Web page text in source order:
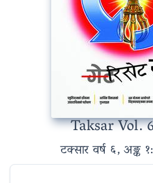
Taksar Vol.
टक्सार वर्ष ६, अङ्क १